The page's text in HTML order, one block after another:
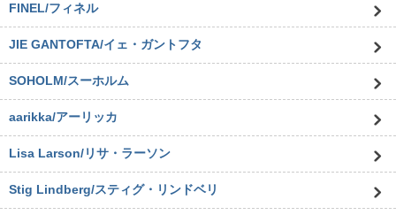
FINEL/フィネル
JIE GANTOFTA/イェ・ガントフタ
SOHOLM/スーホルム
aarikka/アーリッカ
Lisa Larson/リサ・ラーソン
Stig Lindberg/スティグ・リンドベリ